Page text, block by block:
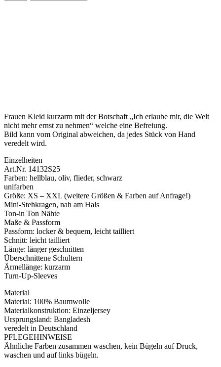
Frauen Kleid kurzarm mit der Botschaft „Ich erlaube mir, die Welt
nicht mehr ernst zu nehmen“ welche eine Befreiung.
Bild kann vom Original abweichen, da jedes Stück von Hand
veredelt wird.
Einzelheiten
Art.Nr. 14132S25
Farben: hellblau, oliv, flieder, schwarz
unifarben
Größe: XS – XXL (weitere Größen & Farben auf Anfrage!)
Mini-Stehkragen, nah am Hals
Ton-in Ton Nähte
Maße & Passform
Passform: locker & bequem, leicht tailliert
Schnitt: leicht tailliert
Länge: länger geschnitten
Überschnittene Schultern
Ärmellänge: kurzarm
Turn-Up-Sleeves
Material
Material: 100% Baumwolle
Materialkonstruktion: Einzeljersey
Ursprungsland: Bangladesh
veredelt in Deutschland
PFLEGEHINWEISE
Ähnliche Farben zusammen waschen, kein Bügeln auf Druck,
waschen und auf links bügeln.